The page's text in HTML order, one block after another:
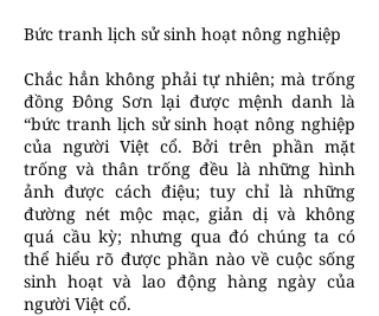
Bức tranh lịch sử sinh hoạt nông nghiệp
Chắc hẳn không phải tự nhiên; mà trống
đồng Đông Sơn lại được mệnh danh là
“bức tranh lịch sử sinh hoạt nông nghiệp
của người Việt cổ. Bởi trên phần mặt
trống và thân trống đều là những hình
ảnh được cách điệu; tuy chỉ là những
đường nét mộc mạc, giản dị và không
quá cầu kỳ; nhưng qua đó chúng ta có
thể hiểu rõ được phần nào về cuộc sống
sinh hoạt và lao động hàng ngày của
người Việt cổ.